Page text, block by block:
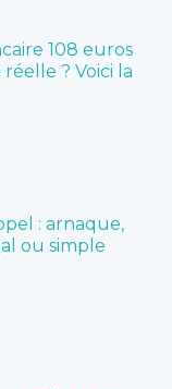
108 euros
? Voici la
: arnaque,
ou simple